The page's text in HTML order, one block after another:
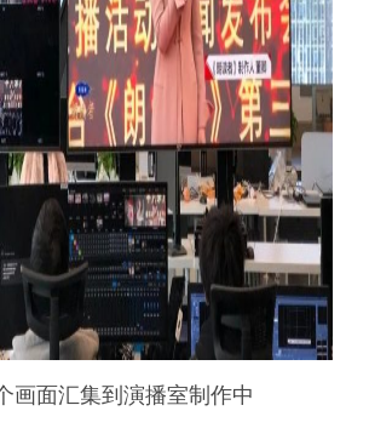
画面汇集到演播室制作中